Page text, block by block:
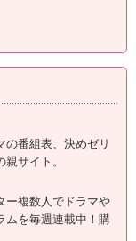
の番組表、決めゼリ
サイト。
ー複数人でドラマや
ムを毎週連載中！購